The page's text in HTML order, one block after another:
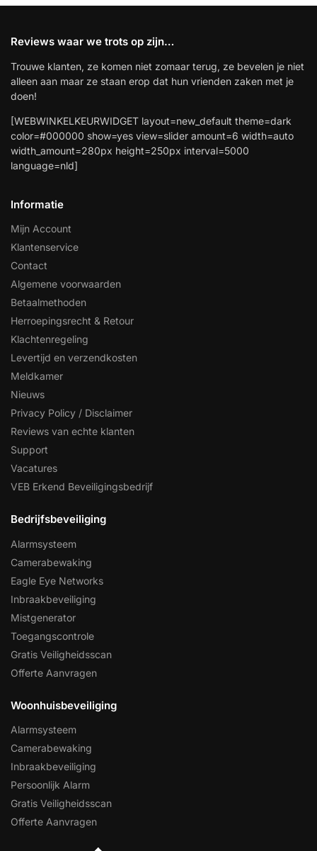
Reviews waar we trots op zijn…
Trouwe klanten, ze komen niet zomaar terug, ze bevelen je niet
alleen aan maar ze staan erop dat hun vrienden zaken met je
doen!
[WEBWINKELKEURWIDGET layout=new_default theme=dark
color=#000000 show=yes view=slider amount=6 width=auto
width_amount=280px height=250px interval=5000
language=nld]
Informatie
Mijn Account
Klantenservice
Contact
Algemene voorwaarden
Betaalmethoden
Herroepingsrecht & Retour
Klachtenregeling
Levertijd en verzendkosten
Meldkamer
Nieuws
Privacy Policy / Disclaimer
Reviews van echte klanten
Support
Vacatures
VEB Erkend Beveiligingsbedrijf
Bedrijfsbeveiliging
Alarmsysteem
Camerabewaking
Eagle Eye Networks
Inbraakbeveiliging
Mistgenerator
Toegangscontrole
Gratis Veiligheidsscan
Offerte Aanvragen
Woonhuisbeveiliging
Alarmsysteem
Camerabewaking
Inbraakbeveiliging
Persoonlijk Alarm
Gratis Veiligheidsscan
Offerte Aanvragen